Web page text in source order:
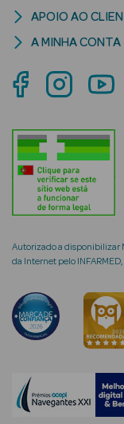
Solares Bebé e
Criança
Rosto e
Ver Tudo
Rosto
Séruns
Anti-
Autorizado a disponibilizar
da Internet pelo INFARMED,
APOIO AO
A MINHA CONTA